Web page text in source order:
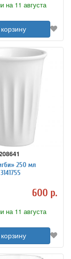
на 11 августа
250 мл
600 р.
на 11 августа